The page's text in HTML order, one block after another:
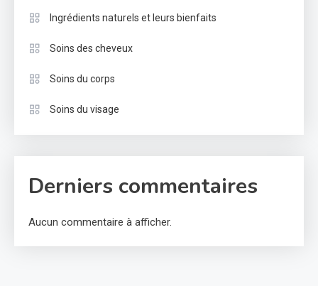
Ingrédients naturels et leurs bienfaits
Soins des cheveux
Soins du corps
Soins du visage
Derniers commentaires
Aucun commentaire à afficher.